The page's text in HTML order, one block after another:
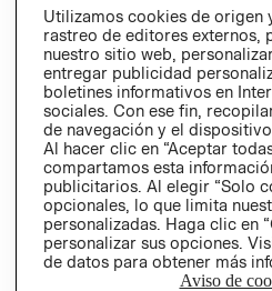
Ecuador ($)
CAMBIAR REGIÓN
Utilizamos cookies de origen
rastreo de editores externos,
nuestro sitio web,
entregar publicidad
boletines informativos en
sociales. Con ese fin,
de navegación y el dispositivo.
Al hacer clic en “Aceptar
compartamos esta
publicitarios. Al elegir “Solo
opcionales, lo que limita
personalizadas. Haga clic en
personalizar sus opciones.
de datos para obtener más
Aviso de